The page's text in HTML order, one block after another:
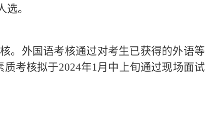
选。
。 外国语考核通过对考生已获得的外语等
质考核拟于2024年1月中上旬通过现场面试